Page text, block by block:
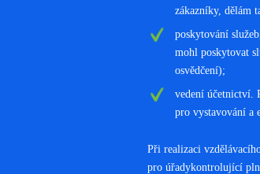
zákazníky, dělám
poskytování
mohl poskytovat
osvědčení);
vedení účetnictví.
pro vystavování a
Při realizaci
pro úřadykontrolující